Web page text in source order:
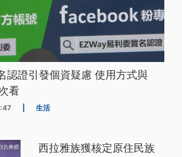
認證引發個資疑慮 使用方式與
看
生活
西拉雅族獲核定原住民族